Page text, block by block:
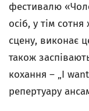
фестивалю
осіб, у тім
сцену, виконає
також
кохання – „I
репертуару